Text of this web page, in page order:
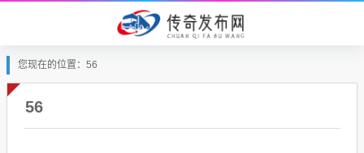
您现在的位置：56
56